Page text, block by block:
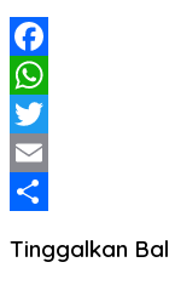
Facebook
WhatsApp
Twitter
Email
Tinggalkan